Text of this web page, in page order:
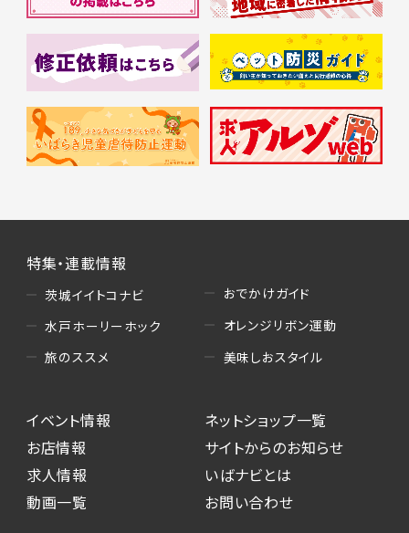
特集・連載情報
茨城イイトコナビ
水戸ホーリーホック
旅のススメ
おでかけガイド
オレンジリボン運動
美味しおスタイル
イベント情報
お店情報
求人情報
動画一覧
ネットショップ一覧
サイトからのお知らせ
いばナビとは
お問い合わせ